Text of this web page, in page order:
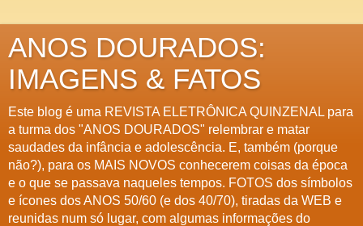
ANOS DOURADOS:
IMAGENS & FATOS
Este blog é uma REVISTA ELETRÔNICA QUINZENAL para
a turma dos "ANOS DOURADOS" relembrar e matar
saudades da infância e adolescência. E, também (porque
não?), para os MAIS NOVOS conhecerem coisas da época
e o que se passava naqueles tempos. FOTOS dos símbolos
e ícones dos ANOS 50/60 (e dos 40/70), tiradas da WEB e
reunidas num só lugar, com algumas informações do